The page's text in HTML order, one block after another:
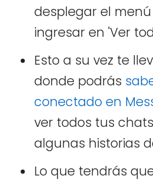
desplegar el
ingresar en 'Ver
Esto a su vez te
donde podrás
conectado en
ver todos tus
algunas historias
Lo que tendrás